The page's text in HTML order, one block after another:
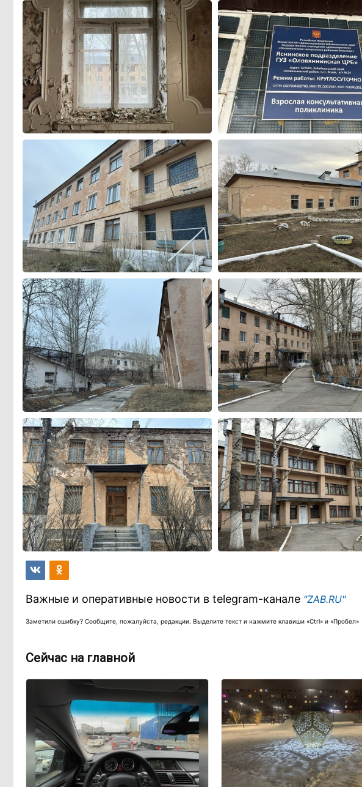
Важные и оперативные новости в telegram-канале "ZAB.RU"
Заметили ошибку? Сообщите, пожалуйста, редакции. Выделите текст и нажмите клавиши «Ctrl» и «Пробел»
Сейчас на главной